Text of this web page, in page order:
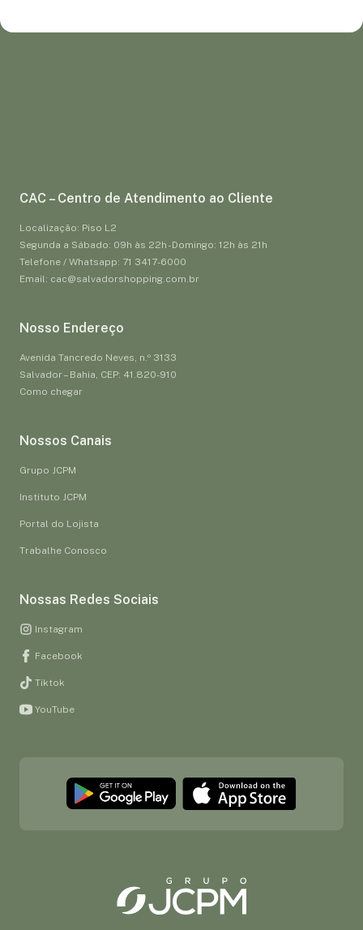
CAC – Centro de Atendimento ao Cliente
Localização: Piso L2
Segunda a Sábado: 09h às 22h - Domingo: 12h às 21h
Telefone / Whatsapp: 71 3417-6000
Email: cac@salvadorshopping.com.br
Nosso Endereço
Avenida Tancredo Neves, n.º 3133
Salvador – Bahia, CEP: 41.820-910
Como chegar
Nossos Canais
Grupo JCPM
Instituto JCPM
Portal do Lojista
Trabalhe Conosco
Nossas Redes Sociais
Instagram
Facebook
Tiktok
YouTube